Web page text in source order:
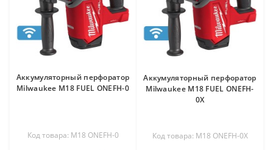
Аккумуляторный перфоратор
Milwaukee M18 FUEL ONEFH-0
Код товара: M18 ONEFH-0
Аккумуляторный перфоратор
Milwaukee M18 FUEL ONEFH-
0X
Код товара: M18 ONEFH-0X